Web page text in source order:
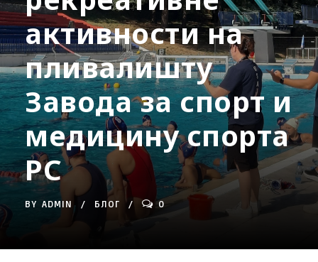
активности на
пливалишту
Завода за спорт и
медицину спорта
РС
BY ADMIN БЛОГ 0